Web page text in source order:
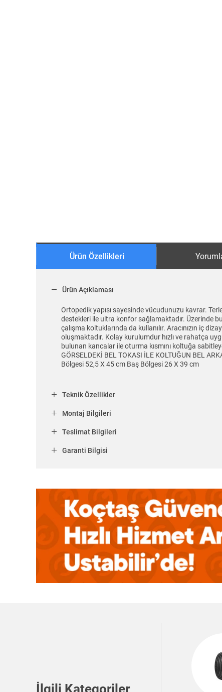
Ürün Özellikleri
Ürün Açıklaması
Ortopedik yapısı sayesinde vücudunuzu kavrar.
destekleri ile ultra konfor sağlamaktadır. Üzerinde
çalışma koltuklarında da kullanılır. Aracınızın iç
oluşmaktadır. Kolay kurulumdur hızlı ve rahatça
bulunan kancalar ile oturma kısmını koltuğa
GÖRSELDEKİ BEL TOKASI İLE KOLTUĞUN BEL
Bölgesi 52,5 X 45 cm Baş Bölgesi 26 X 39 cm
Teknik Özellikler
Montaj Bilgileri
Teslimat Bilgileri
Garanti Bilgisi